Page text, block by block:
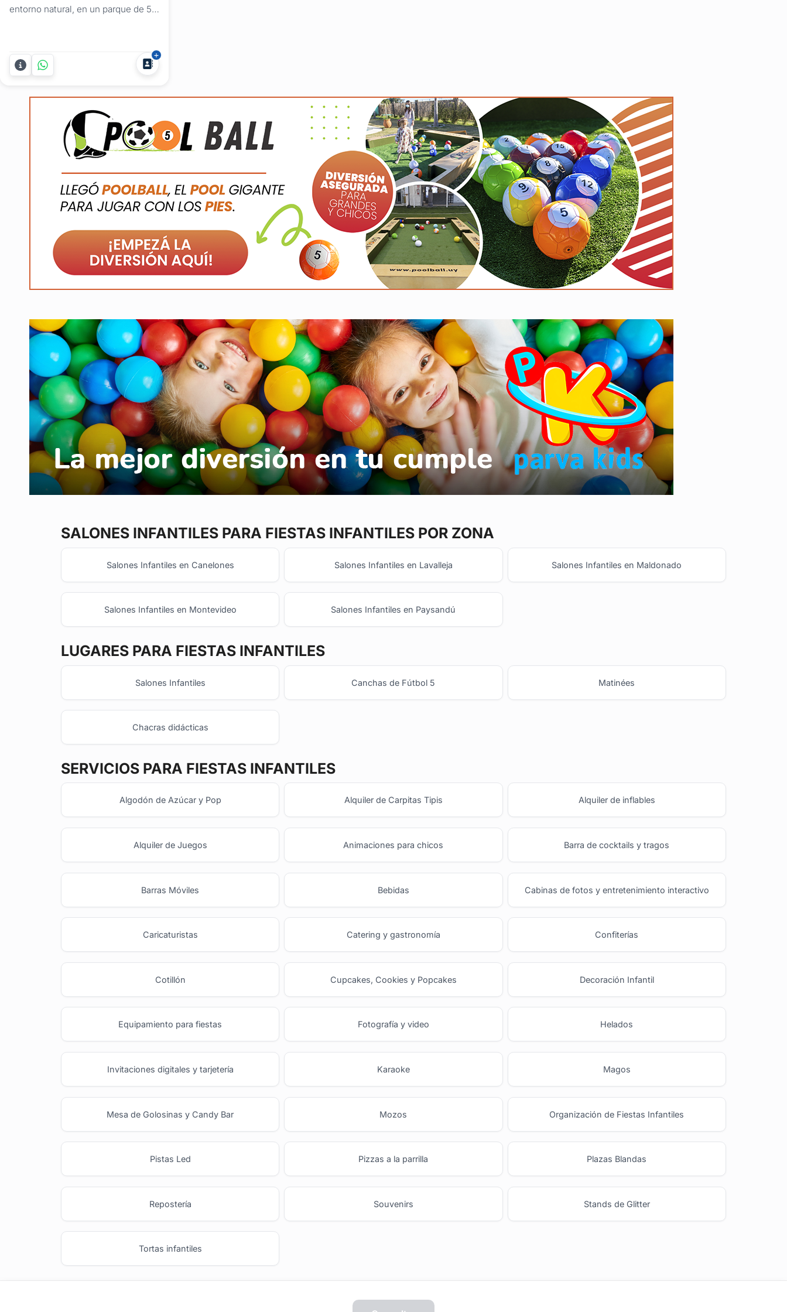
entorno natural, en un parque de 5
los chicos puedan realizar su fiesta
de cumpleaños y el contacto con la
hermosa naturaleza. Garantizamos
SALONES INFANTILES PARA FIESTAS INFANTILES POR ZONA
Salones Infantiles en Canelones Salones Infantiles en Lavalleja Salones Infantiles en Maldonado
Salones Infantiles en Montevideo Salones Infantiles en Paysandú
LUGARES PARA FIESTAS INFANTILES
Salones Infantiles Canchas de Fútbol 5 Matinées
Chacras didácticas
SERVICIOS PARA FIESTAS INFANTILES
Algodón de Azúcar y Pop Alquiler de Carpitas Tipis Alquiler de inflables
Alquiler de Juegos Animaciones para chicos Barra de cocktails y tragos
Barras Móviles Bebidas Cabinas de fotos y entretenimiento interactivo
Caricaturistas Catering y gastronomía Confiterías
Cotillón Cupcakes, Cookies y Popcakes Decoración Infantil
Equipamiento para fiestas Fotografía y video Helados
Invitaciones digitales y tarjetería Karaoke Magos
Mesa de Golosinas y Candy Bar Mozos Organización de Fiestas Infantiles
Pistas Led Pizzas a la parrilla Plazas Blandas
Repostería Souvenirs Stands de Glitter
Tortas infantiles